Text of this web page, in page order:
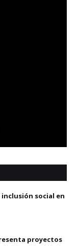
inclusión social en
proyectos